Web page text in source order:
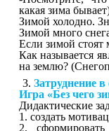
какая зима
Зимой холодно.
Зимой много
Если зимой стоят
Как называется
на землю?
Затруднение
Игра «Без чего
Дидактические
1. создать
2.